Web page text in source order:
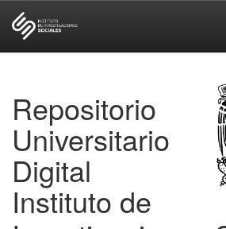
Repositorio
Universitario
Digital
Instituto de